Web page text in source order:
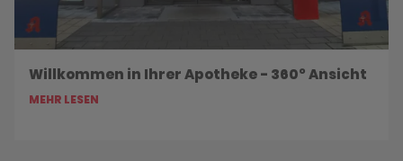
Willkommen in Ihrer Apotheke - 360° Ansicht
MEHR LESEN